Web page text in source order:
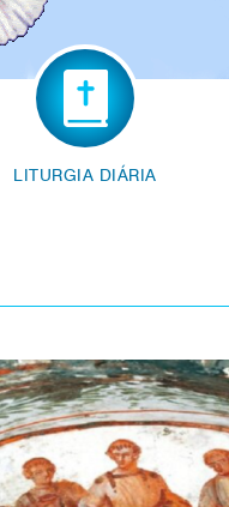
LITURGIA DIÁRIA